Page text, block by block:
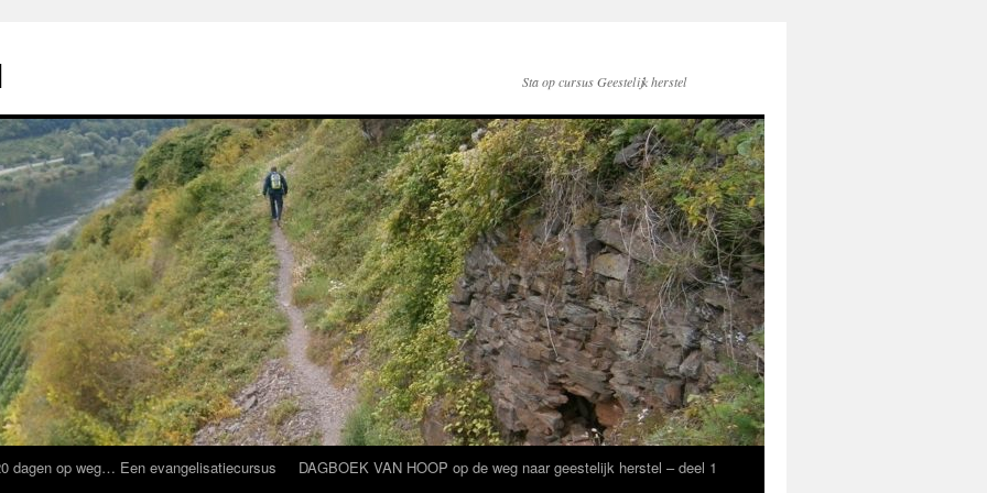
Sta op cursus Geestelijk herstel
dagen op weg… Een evangelisatiecursus
DAGBOEK VAN HOOP op de weg naar geestelijk herstel – deel 1